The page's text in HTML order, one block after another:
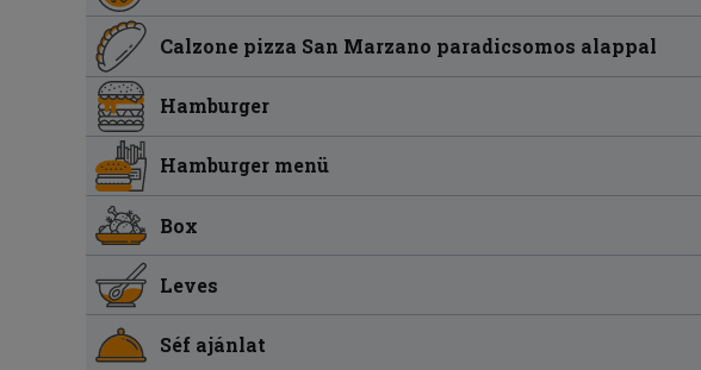
Calzone pizza San Marzano paradicsomos alappal
Hamburger
Hamburger menü
Box
Leves
Séf ajánlat